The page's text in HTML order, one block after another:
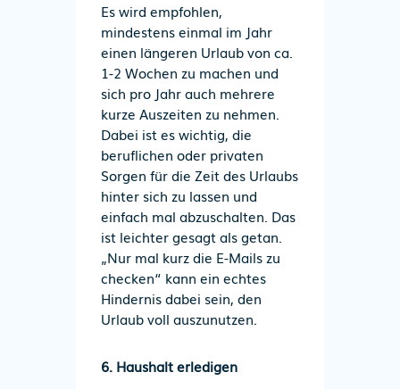
Es wird empfohlen,
mindestens einmal im Jahr
einen längeren Urlaub von ca.
1-2 Wochen zu machen und
sich pro Jahr auch mehrere
kurze Auszeiten zu nehmen.
Dabei ist es wichtig, die
beruflichen oder privaten
Sorgen für die Zeit des Urlaubs
hinter sich zu lassen und
einfach mal abzuschalten. Das
ist leichter gesagt als getan.
„Nur mal kurz die E-Mails zu
checken“ kann ein echtes
Hindernis dabei sein, den
Urlaub voll auszunutzen.
6. Haushalt erledigen